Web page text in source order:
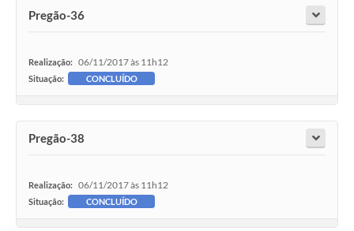
Tributação Municipal
Informação ao Cidadão
Leis Municipais
Principal
Pregão-36
Realização: 06/11/2017 às 11h12
Situação: CONCLUÍDO
Pregão-38
Realização: 06/11/2017 às 11h12
Situação: CONCLUÍDO